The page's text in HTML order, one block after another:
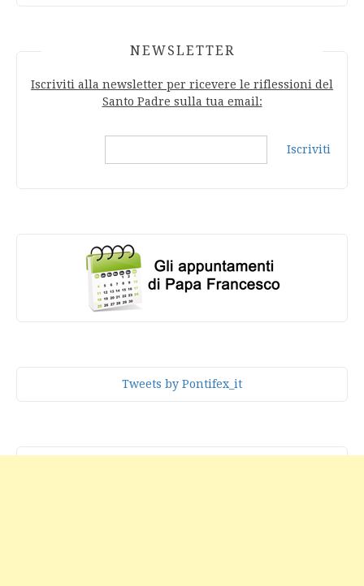
NEWSLETTER
Iscriviti alla newsletter per ricevere le riflessioni del
Santo Padre sulla tua email:
Iscriviti
Tweets by Pontifex_it